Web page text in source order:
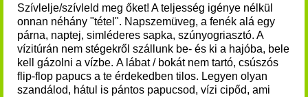
Szívlelje/szívleld meg őket! A teljesség igénye nélkül
onnan néhány "tétel". Napszemüveg, a fenék alá egy
párna, naptej, simléderes sapka, szúnyogriasztó. A
vízitúrán nem stégekről szállunk be- és ki a hajóba, bele
kell gázolni a vízbe. A lábat / bokát nem tartó, csúszós
flip-flop papucs a te érdekedben tilos. Legyen olyan
szandálod, hátul is pántos papucsod, vízi cipőd, ami